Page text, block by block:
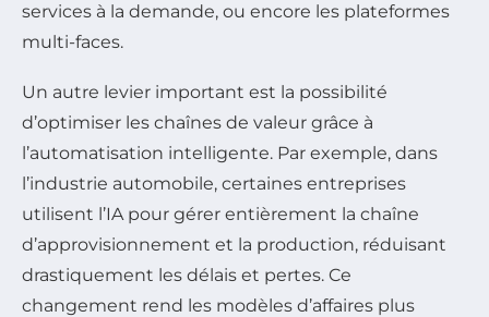
services à la demande, ou encore les plateformes
multi-faces.
Un autre levier important est la possibilité
d’optimiser les chaînes de valeur grâce à
l’automatisation intelligente. Par exemple, dans
l’industrie automobile, certaines entreprises
utilisent l’IA pour gérer entièrement la chaîne
d’approvisionnement et la production, réduisant
drastiquement les délais et pertes. Ce
changement rend les modèles d’affaires plus